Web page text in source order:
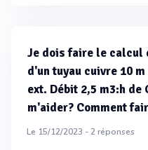
Je dois faire le calcul
d'un tuyau cuivre 10
ext. Débit 2,5 m3:h de
m'aider? Comment
Le 15/12/2023 -2réponses